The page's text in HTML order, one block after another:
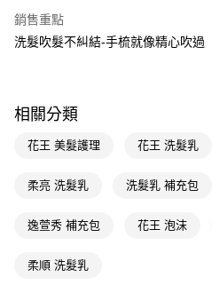
AFTEE先享後付
相關說明
１．簡單：不需註冊會員、不需綁卡、不
３．安心：先確認商品／服務後，再付款
【「AFTEE先享後付」結帳流程】
１．於結帳方式選擇「AFTEE先享後付
２．訂單成立數日內，您將收到繳費通
ATM／網路銀行／等多元方式進行付款
※ 請注意：結帳手續完成當下不需立刻
運送方式
全家取貨付款
每筆NT$65，滿NT$390(含以上)免
萊爾富取貨付款
銷售重點
洗髮吹髮不糾結-手梳就像精心吹過
相關分類
花王 美髮護理 花王 洗髮乳
柔亮 洗髮乳 洗髮乳 補充包
逸萱秀 補充包 花王 泡沫
柔順 洗髮乳